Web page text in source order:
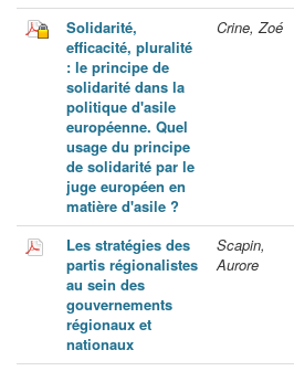
Solidarité,
efficacité, pluralité
: le principe de
solidarité dans la
politique d'asile
européenne. Quel
usage du principe
de solidarité par le
juge européen en
matière d'asile ?
Crine, Zoé
Les stratégies des
partis régionalistes
au sein des
gouvernements
régionaux et
nationaux
Scapin,
Aurore